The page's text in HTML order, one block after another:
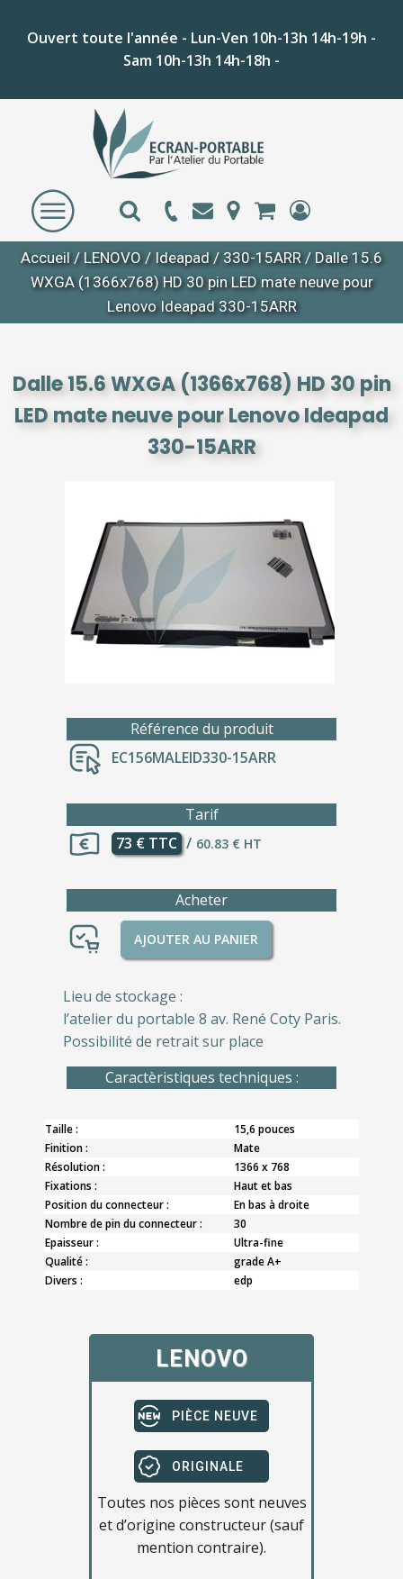
Ouvert toute l'année - Lun-Ven 10h-13h 14h-19h -
Sam 10h-13h 14h-18h -
Accueil/ LENOVO / Ideapad/ 330-15ARR/ Dalle 15.6
WXGA (1366x768) HD 30 pin LED mate neuve pour
Lenovo Ideapad 330-15ARR
Dalle 15.6 WXGA (1366x768) HD 30 pin
LED mate neuve pour Lenovo Ideapad
330-15ARR
Référence du produit
EC156MALEID330-15ARR
Tarif
73 € TTC / 60.83 € HT
Acheter
AJOUTER AU PANIER
Lieu de stockage :
l’atelier du portable 8 av. René Coty Paris.
Possibilité de retrait sur place
Caractèristiques techniques :
Taille :
15,6 pouces
Finition :
Mate
Résolution :
1366 x 768
Fixations :
Haut et bas
Position du connecteur :
En bas à droite
Nombre de pin du connecteur :
30
Epaisseur :
Ultra-fine
Qualité :
grade A+
Divers :
edp
LENOVO
PIÈCE NEUVE
ORIGINALE
Toutes nos pièces sont neuves
et d’origine constructeur (sauf
mention contraire).